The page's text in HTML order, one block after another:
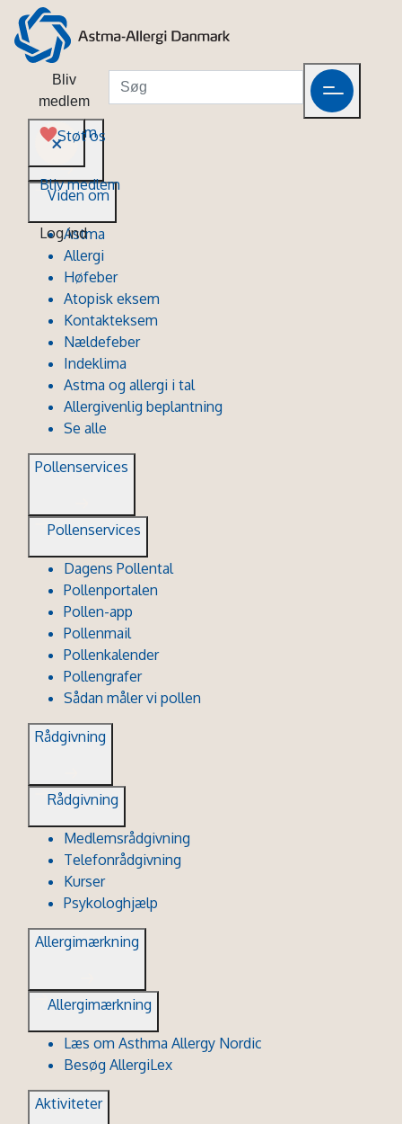
Bliv
medlem
Støt os
Bliv medlem
Log ind
Viden om
Viden om
Astma
Allergi
Høfeber
Atopisk eksem
Kontakteksem
Nældefeber
Indeklima
Astma og allergi i tal
Allergivenlig beplantning
Se alle
Pollenservices
Pollenservices
Dagens Pollental
Pollenportalen
Pollen-app
Pollenmail
Pollenkalender
Pollengrafer
Sådan måler vi pollen
Rådgivning
Rådgivning
Medlemsrådgivning
Telefonrådgivning
Kurser
Psykologhjælp
Allergimærkning
Allergimærkning
Læs om Asthma Allergy Nordic
Besøg AllergiLex
Aktiviteter